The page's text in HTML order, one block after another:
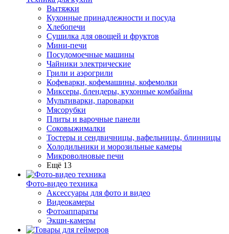
Вытяжки
Кухонные принадлежности и посуда
Хлебопечи
Сушилка для овощей и фруктов
Мини-печи
Посудомоечные машины
Чайники электрические
Грили и аэрогрили
Кофеварки, кофемашины, кофемолки
Миксеры, блендеры, кухонные комбайны
Мультиварки, пароварки
Мясорубки
Плиты и варочные панели
Соковыжималки
Тостеры и сендвичницы, вафельницы, блинницы
Холодильники и морозильные камеры
Микроволновые печи
Ещё 13
Фото-видео техника
Аксессуары для фото и видео
Видеокамеры
Фотоаппараты
Экшн-камеры